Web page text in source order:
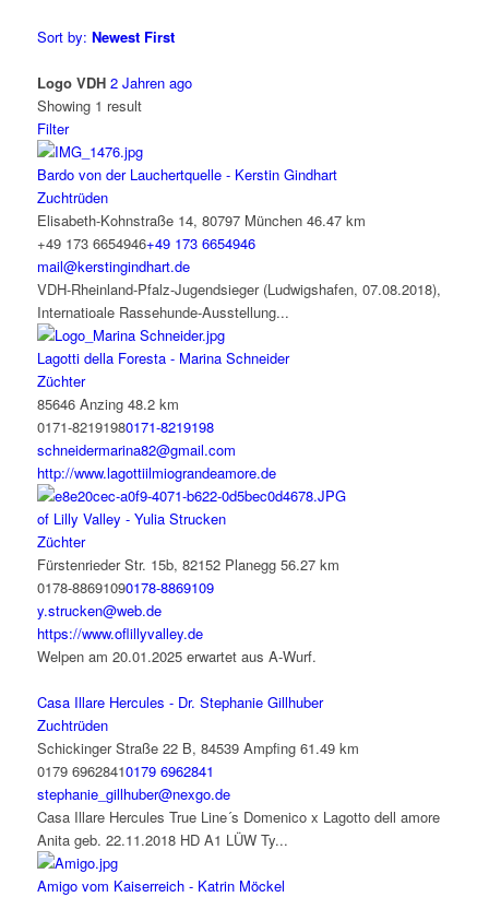
Sort by: Newest First
Logo VDH 2 Jahren ago
Showing 1 result
Filter
Bardo von der Lauchertquelle - Kerstin Gindhart
Zuchtrüden
Elisabeth-Kohnstraße 14, 80797 München 46.47 km
+49 173 6654946+49 173 6654946
mail@kerstingindhart.de
VDH-Rheinland-Pfalz-Jugendsieger (Ludwigshafen, 07.08.2018),
Internatioale Rassehunde-Ausstellung...
Lagotti della Foresta - Marina Schneider
Züchter
85646 Anzing 48.2 km
0171-82191980171-8219198
schneidermarina82@gmail.com
http://www.lagottiilmiograndeamore.de
of Lilly Valley - Yulia Strucken
Züchter
Fürstenrieder Str. 15b, 82152 Planegg 56.27 km
0178-88691090178-8869109
y.strucken@web.de
https://www.oflillyvalley.de
Welpen am 20.01.2025 erwartet aus A-Wurf.
Casa Illare Hercules - Dr. Stephanie Gillhuber
Zuchtrüden
Schickinger Straße 22 B, 84539 Ampfing 61.49 km
0179 69628410179 6962841
stephanie_gillhuber@nexgo.de
Casa Illare Hercules True Line´s Domenico x Lagotto dell amore
Anita geb. 22.11.2018 HD A1 LÜW Ty...
Amigo vom Kaiserreich - Katrin Möckel